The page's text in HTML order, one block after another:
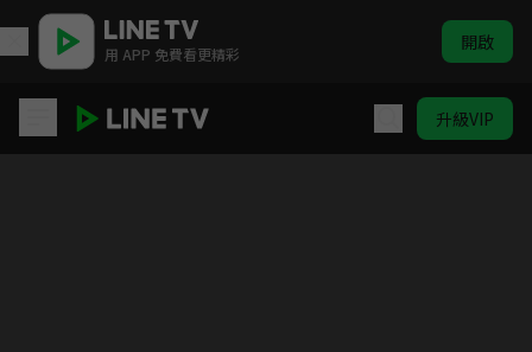
用 APP 免費看更精彩 開啟
升級VIP